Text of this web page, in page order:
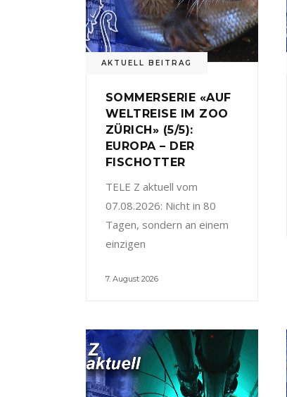
AKTUELL BEITRAG
SOMMERSERIE «AUF
WELTREISE IM ZOO
ZÜRICH» (5/5):
EUROPA – DER
FISCHOTTER
TELE Z aktuell vom
07.08.2026: Nicht in 80
Tagen, sondern an einem
einzigen
7. August 2026